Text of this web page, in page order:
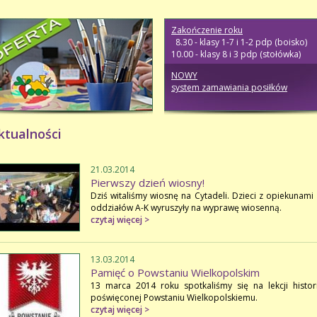
Zakończenie roku
8.30 - klasy 1-7 i 1-2 pdp (boisko)
10.00 - klasy 8 i 3 pdp (stołówka)
NOWY
system zamawiania posiłków
21.03.2014
Pierwszy dzień wiosny!
Dziś witaliśmy wiosnę na Cytadeli. Dzieci z opiekunami
oddziałów A-K wyruszyły na wyprawę wiosenną.
czytaj więcej >
13.03.2014
Pamięć o Powstaniu Wielkopolskim
13 marca 2014 roku spotkaliśmy się na lekcji
poświęconej Powstaniu Wielkopolskiemu.
czytaj więcej >